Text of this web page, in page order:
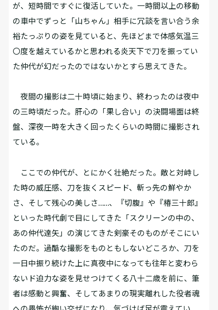
が、短時間ですぐに復活していた。一時間以上の移動
の車中でずっと「山ちゃん」相手に冗談を言い合う余
裕たっぷりの姿を見ていると、先ほどまで体感気温三
〇度を越えているかと思われる炎天下で刀を振ってい
た仲代が幻だったのではないかとすら思えてきた。
夜間の撮影は二十時頃に始まり、終わったのは夜中
の三時頃だった。肝心の「果し合い」の決闘場面は終
盤、深夜一時を大きく回ったくらいの時間に撮影され
ている。
ここでの仲代が、とにかく壮絶だった。敵と対峙し
た時の威圧感、刀を抜くスピード、斬っ先の鮮やか
さ、そして残心の美しさ……、『切腹』や『椿三十郎』
といった時代劇で目にしてきた「スクリーンの中の、
あの仲代達矢」の演じてきた剣豪そのものがそこにい
たのだ。過酷な撮影をものともしないどころか、刀を
一日中振り続けた上に真夜中になっても往年と変わら
ないド迫力な姿を見せつけてくる八十二歳を前に、筆
者は感動と興奮、そしてあまりの現実離れした役者魂
への畏怖が綯い交ぜになり、気づけば足が震えてい